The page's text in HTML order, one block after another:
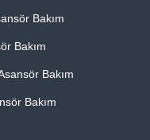
Bakım
Bakım
Bakım
Bakım